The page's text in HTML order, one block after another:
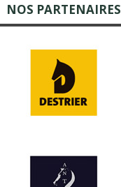
NOS PARTENAIRES